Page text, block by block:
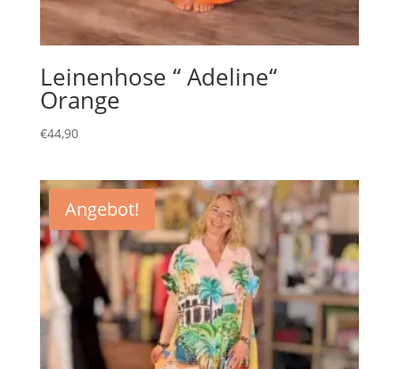
Leinenhose “ Adeline“
Orange
€44,90
Angebot!